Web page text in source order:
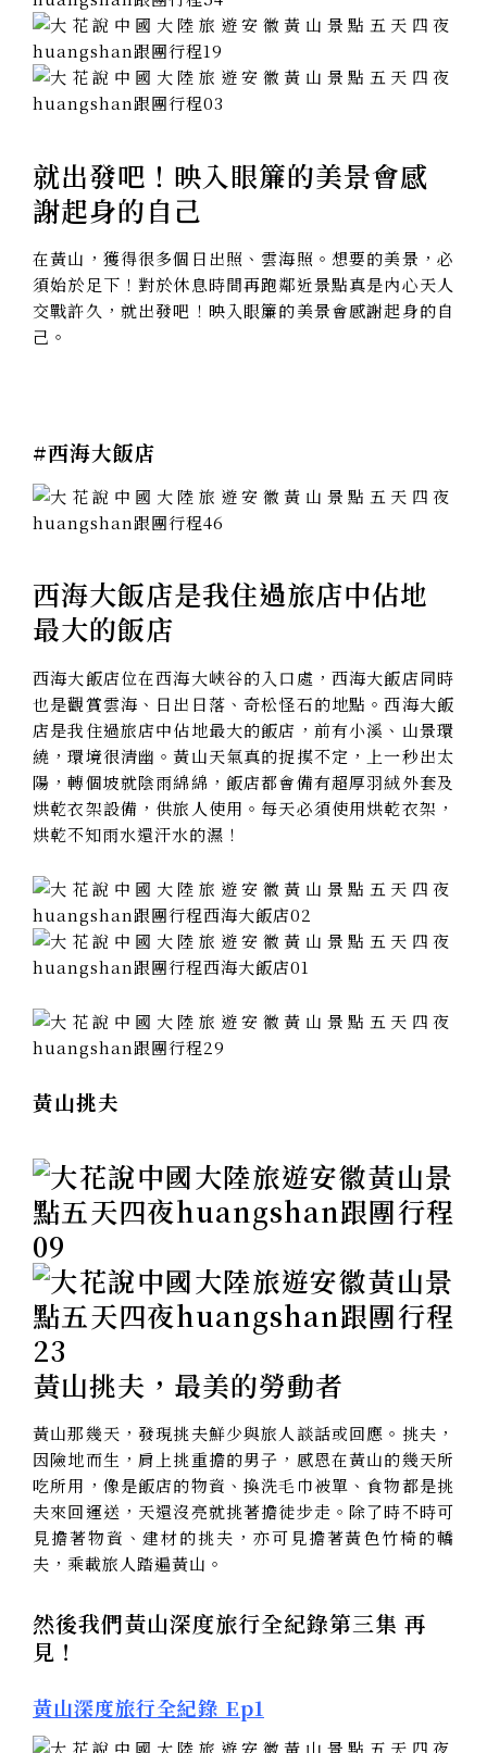
就出發吧 ！映入眼簾的美景會感
謝起身的自己
在黃山，獲得很多個日出照、雲海照。想要的美景，必
須始於足下！對於休息時間再跑鄰近景點真是內心天人
交戰許久，就出發吧 ！映入眼簾的美景會感謝起身的自
己。
#西海大飯店
西海大飯店是我住過旅店中佔地
最大的飯店
西海大飯店位在西海大峽谷的入口處，西海大飯店同時
也是觀賞雲海、日出日落、奇松怪石的地點。西海大飯
店是我住過旅店中佔地最大的飯店，前有小溪、山景環
繞，環境很清幽。黃山天氣真的捉摸不定，上一秒出太
陽，轉個坡就陰雨綿綿，飯店都會備有超厚羽絨外套及
烘乾衣架設備，供旅人使用。每天必須使用烘乾衣架，
烘乾不知雨水還汗水的濕！
黃山挑夫
黃山挑夫，最美的勞動者
黃山那幾天，發現挑夫鮮少與旅人談話或回應。挑夫，
因險地而生，肩上挑重擔的男子，感恩在黃山的幾天所
吃所用，像是飯店的物資、換洗毛巾被單、食物都是挑
夫來回運送，天還沒亮就挑著擔徒步走。除了時不時可
見擔著物資、建材的挑夫，亦可見擔著黃色竹椅的轎
夫，乘載旅人踏遍黃山。
然後我們黃山深度旅行全紀錄第三集 再
見！
黃山深度旅行全紀錄 Ep1